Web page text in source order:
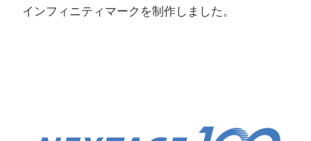
インフィニティマークを制作しました。